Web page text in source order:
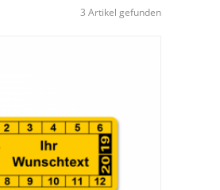
3 Artikel gefunden